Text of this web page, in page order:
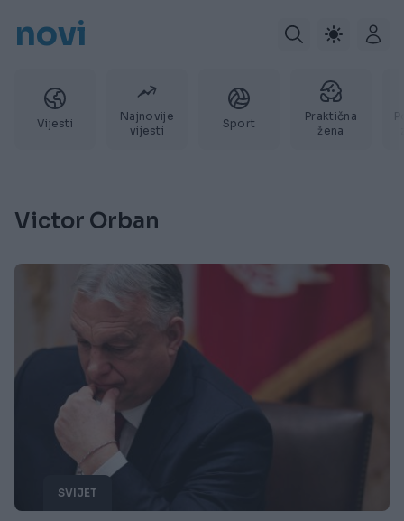
novi
Vijesti
Najnovije
vijesti
Sport
Praktična
žena
Victor Orban
SVIJET